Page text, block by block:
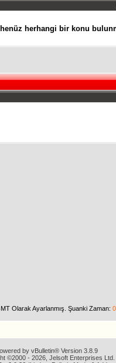
herhangi bir konu
Olarak Ayarlanmış. Şuanki Zaman:
by vBulletin® Version 3.8.9
©2000 - 2026, Jelsoft Enterprises Ltd.